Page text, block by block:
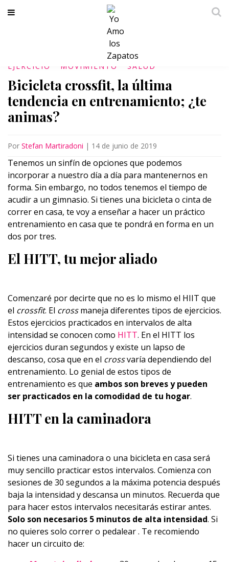
EJERCICIO MOVIMIENTO SALUD
Bicicleta crossfit, la última
tendencia en entrenamiento; ¿te
animas?
Por Stefan Martiradoni | 14 de junio de 2019
Tenemos un sinfín de opciones que podemos
incorporar a nuestro día a día para mantenernos en
forma. Sin embargo, no todos tenemos el tiempo de
acudir a un gimnasio. Si tienes una bicicleta o cinta de
correr en casa, te voy a enseñar a hacer un práctico
entrenamiento en casa que te pondrá en forma en un
dos por tres.
El HITT, tu mejor aliado
Comenzaré por decirte que no es lo mismo el HIIT que
el crossfit. El crossmaneja diferentes tipos de ejercicios.
Estos ejercicios practicados en intervalos de alta
intensidad se conocen como HITT. En el HITT los
ejercicios duran segundos y existe un lapso de
descanso, cosa que en el crossvaría dependiendo del
entrenamiento. Lo genial de estos tipos de
entrenamiento es que ambos son breves y pueden
ser practicados en la comodidad de tu hogar.
HITT en la caminadora
Si tienes una caminadora o una bicicleta en casa será
muy sencillo practicar estos intervalos. Comienza con
sesiones de 30 segundos a la máxima potencia después
baja la intensidad y descansa un minutos. Recuerda que
para hacer estos intervalos necesitarás estirar antes.
Solo son necesarios 5 minutos de alta intensidad. Si
no quieres solo correr o pedalear . Te recomiendo
hacer un circuito de: